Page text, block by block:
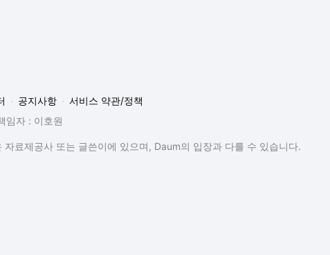
공지사항
서비스 약관/정책
임자 : 이호원
료제공사 또는 글쓴이에 있으며, Daum의 입장과 다를 수 있습니다.